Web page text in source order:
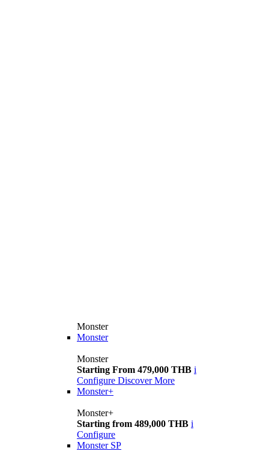
Monster
Monster
Monster
Starting From 479,000 THB i
Configure Discover More
Monster+
Monster+
Starting from 489,000 THB i
Configure
Monster SP